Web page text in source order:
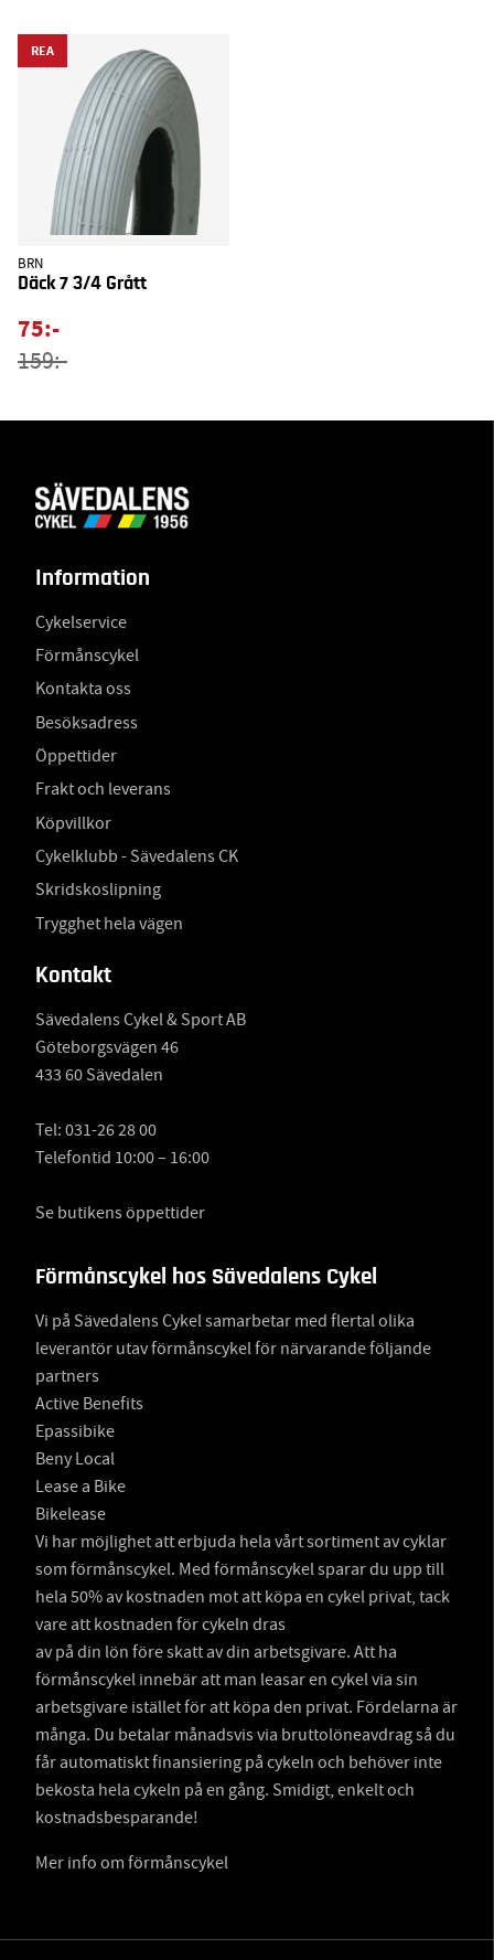
REA
BRN
Däck 7 3/4 Grått
75:-
159:-
Information
Cykelservice
Förmånscykel
Kontakta oss
Besöksadress
Öppettider
Frakt och leverans
Köpvillkor
Cykelklubb - Sävedalens CK
Skridskoslipning
Trygghet hela vägen
Kontakt
Sävedalens Cykel & Sport AB
Göteborgsvägen 46
433 60 Sävedalen
Tel: 031-26 28 00
Telefontid 10:00 – 16:00
Se butikens öppettider
Förmånscykel hos Sävedalens Cykel
Vi på Sävedalens Cykel samarbetar med flertal olika
leverantör utav förmånscykel för närvarande följande
partners
Active Benefits
Epassibike
Beny Local
Lease a Bike
Bikelease
Vi har möjlighet att erbjuda hela vårt sortiment av cyklar
som förmånscykel. Med förmånscykel sparar du upp till
hela 50% av kostnaden mot att köpa en cykel privat, tack
vare att kostnaden för cykeln dras
av på din lön före skatt av din arbetsgivare. Att ha
förmånscykel innebär att man leasar en cykel via sin
arbetsgivare istället för att köpa den privat. Fördelarna är
många. Du betalar månadsvis via bruttolöneavdrag så du
får automatiskt finansiering på cykeln och behöver inte
bekosta hela cykeln på en gång. Smidigt, enkelt och
kostnadsbesparande!
Mer info om förmånscykel